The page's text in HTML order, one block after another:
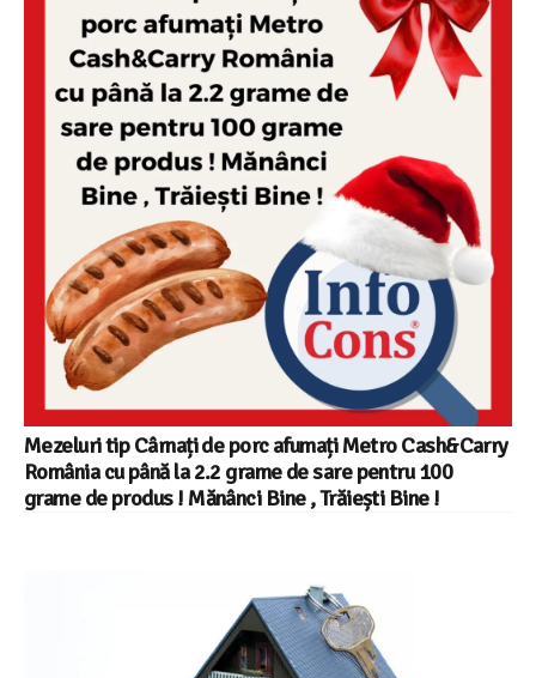
Mezeluri tip Cârnați de porc afumați Metro Cash&Carry
România cu până la 2.2 grame de sare pentru 100
grame de produs ! Mănânci Bine , Trăiești Bine !